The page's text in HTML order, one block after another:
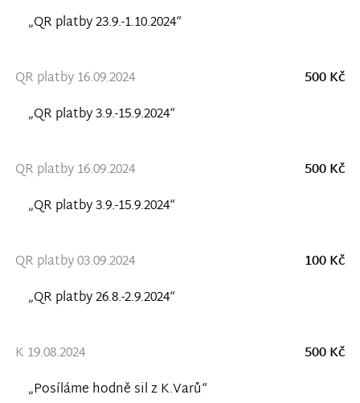
„QR platby 23.9.-1.10.2024“
QR platby 16.09.2024
500 Kč
„QR platby 3.9.-15.9.2024“
QR platby 16.09.2024
500 Kč
„QR platby 3.9.-15.9.2024“
QR platby 03.09.2024
100 Kč
„QR platby 26.8.-2.9.2024“
K 19.08.2024
500 Kč
„Posíláme hodně sil z K.Varů“